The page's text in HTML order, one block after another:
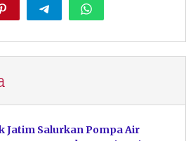
Jatim Salurkan Pompa Air